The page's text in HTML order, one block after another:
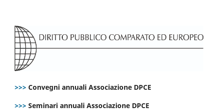
>>> Convegni annuali Associazione DPCE
>>> Seminari annuali Associazione DPCE